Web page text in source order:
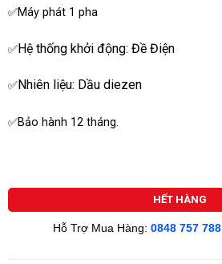
✅Máy phát 1 pha
✅Hệ thống khởi động: Đề Điện
✅Nhiên liệu: Dầu diezen
✅Bảo hành 12 tháng.
HẾT HÀNG
Hỗ Trợ Mua Hàng: 0848 757 788